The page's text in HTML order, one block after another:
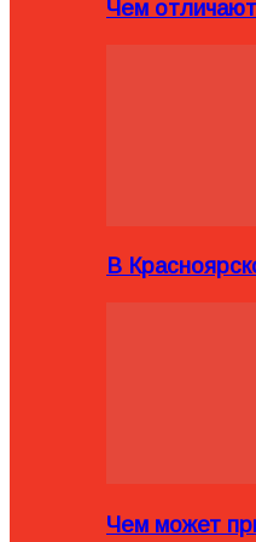
Чем
В
Чем может